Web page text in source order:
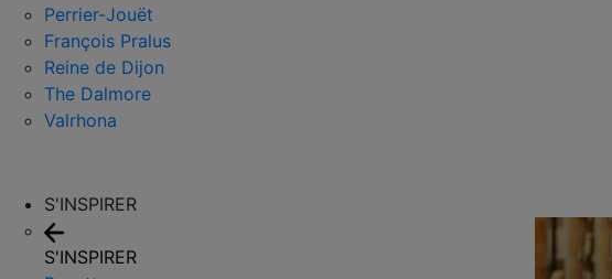
Perrier-Jouët
François Pralus
Reine de Dijon
The Dalmore
Valrhona
S'INSPIRER
S'INSPIRER